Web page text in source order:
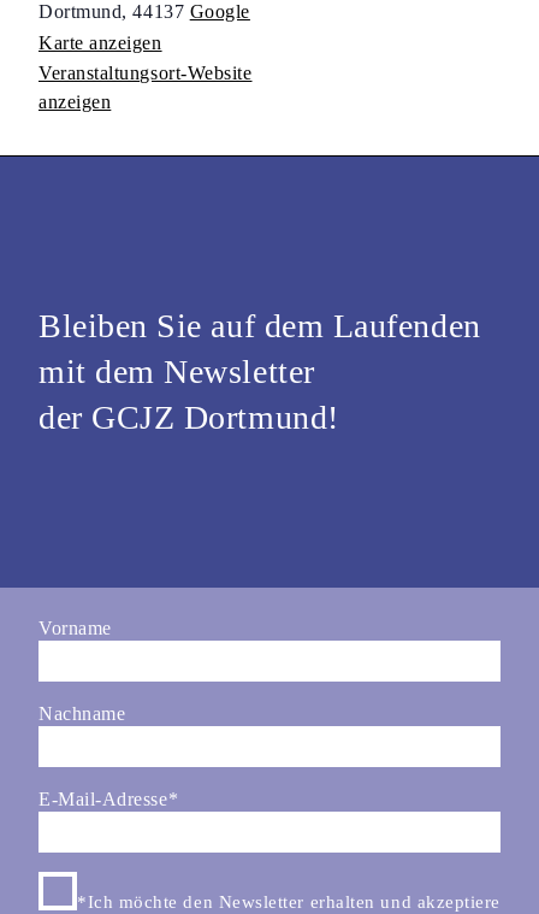
Dortmund, 44137 Google
Karte anzeigen
Veranstaltungsort-Website
anzeigen
Bleiben Sie auf dem Laufenden
mit dem Newsletter
der GCJZ Dortmund!
Vorname
Nachname
E-Mail-Adresse*
*Ich möchte den Newsletter erhalten und akzeptiere